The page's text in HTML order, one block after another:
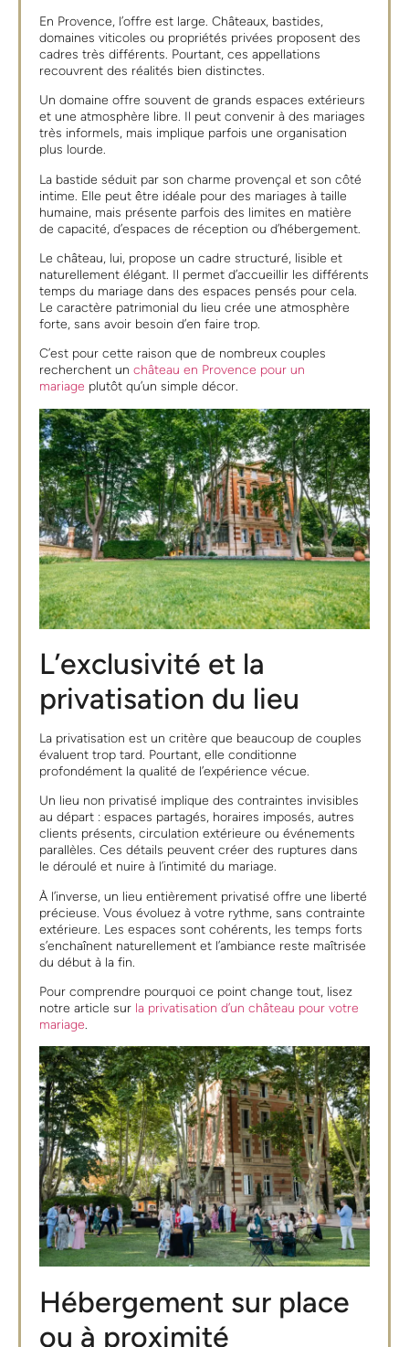
En Provence, l’offre est large. Châteaux, bastides,
domaines viticoles ou propriétés privées proposent des
cadres très différents. Pourtant, ces appellations
recouvrent des réalités bien distinctes.
Un domaine offre souvent de grands espaces extérieurs
et une atmosphère libre. Il peut convenir à des mariages
très informels, mais implique parfois une organisation
plus lourde.
La bastide séduit par son charme provençal et son côté
intime. Elle peut être idéale pour des mariages à taille
humaine, mais présente parfois des limites en matière
de capacité, d’espaces de réception ou d’hébergement.
Le château, lui, propose un cadre structuré, lisible et
naturellement élégant. Il permet d’accueillir les différents
temps du mariage dans des espaces pensés pour cela.
Le caractère patrimonial du lieu crée une atmosphère
forte, sans avoir besoin d’en faire trop.
C’est pour cette raison que de nombreux couples
recherchent unchâteau en Provence pour un
mariage plutôt qu’un simple décor.
L’exclusivité et la
privatisation du lieu
La privatisation est un critère que beaucoup de couples
évaluent trop tard. Pourtant, elle conditionne
profondément la qualité de l’expérience vécue.
Un lieu non privatisé implique des contraintes invisibles
au départ : espaces partagés, horaires imposés, autres
clients présents, circulation extérieure ou événements
parallèles. Ces détails peuvent créer des ruptures dans
le déroulé et nuire à l’intimité du mariage.
À l’inverse, un lieu entièrement privatisé offre une liberté
précieuse. Vous évoluez à votre rythme, sans contrainte
extérieure. Les espaces sont cohérents, les temps forts
s’enchaînent naturellement et l’ambiance reste maîtrisée
du début à la fin.
Pour comprendre pourquoi ce point change tout, lisez
notre article sur la privatisation d’un château pour votre
mariage.
Hébergement sur place
ou à proximité